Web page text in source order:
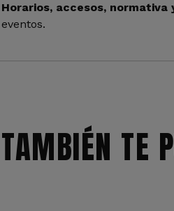
Horarios, accesos, normativa
eventos.
TAMBIÉN TE